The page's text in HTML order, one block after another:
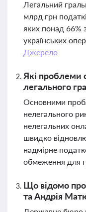
Легальний
млрд грн
яких понад 66%
українських
Джерело
Які проблеми
легального
Основними
нелегального
нелегальних
швидко
надмірне
обмеження для
Що відомо
та Андрія